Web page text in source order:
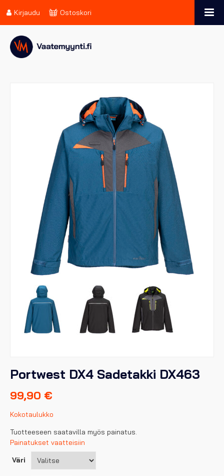
Portwest DX4 Sadetakki DX463
99,90 €
Kokotaulukko
Tuotteeseen saatavilla myös painatus.
Painatukset vaatteisiin
Väri
Kirjaudu Ostoskori